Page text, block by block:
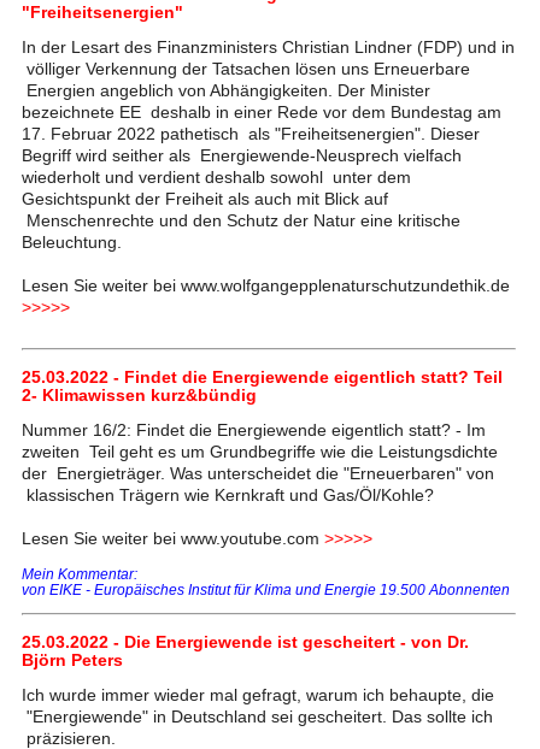
"Freiheitsenergien"
In der Lesart des Finanzministers Christian Lindner (FDP) und in
völliger Verkennung der Tatsachen lösen uns Erneuerbare
Energien angeblich von Abhängigkeiten. Der Minister
bezeichnete EE deshalb in einer Rede vor dem Bundestag am
17. Februar 2022 pathetisch als "Freiheitsenergien". Dieser
Begriff wird seither als Energiewende-Neusprech vielfach
wiederholt und verdient deshalb sowohl unter dem
Gesichtspunkt der Freiheit als auch mit Blick auf
Menschenrechte und den Schutz der Natur eine kritische
Beleuchtung.
Lesen Sie weiter bei www.wolfgangepplenaturschutzundethik.de
>>>>>
25.03.2022 - Findet die Energiewende eigentlich statt? Teil
2- Klimawissen kurz&bündig
Nummer 16/2: Findet die Energiewende eigentlich statt? - Im
zweiten Teil geht es um Grundbegriffe wie die Leistungsdichte
der Energieträger. Was unterscheidet die "Erneuerbaren" von
klassischen Trägern wie Kernkraft und Gas/Öl/Kohle?
Lesen Sie weiter bei www.youtube.com >>>>>
Mein Kommentar:
von EIKE - Europäisches Institut für Klima und Energie 19.500 Abonnenten
25.03.2022 - Die Energiewende ist gescheitert - von Dr.
Björn Peters
Ich wurde immer wieder mal gefragt, warum ich behaupte, die
"Energiewende" in Deutschland sei gescheitert. Das sollte ich
präzisieren.